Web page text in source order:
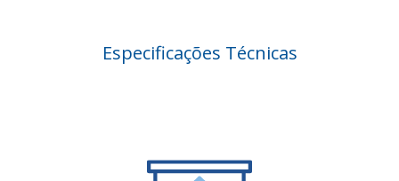
Especificações Técnicas